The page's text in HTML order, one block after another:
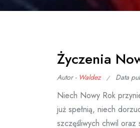
Życzenia
Autor - Waldez Data
Niech Nowy Rok
już spełnią, niech
szczęśliwych chwil oraz